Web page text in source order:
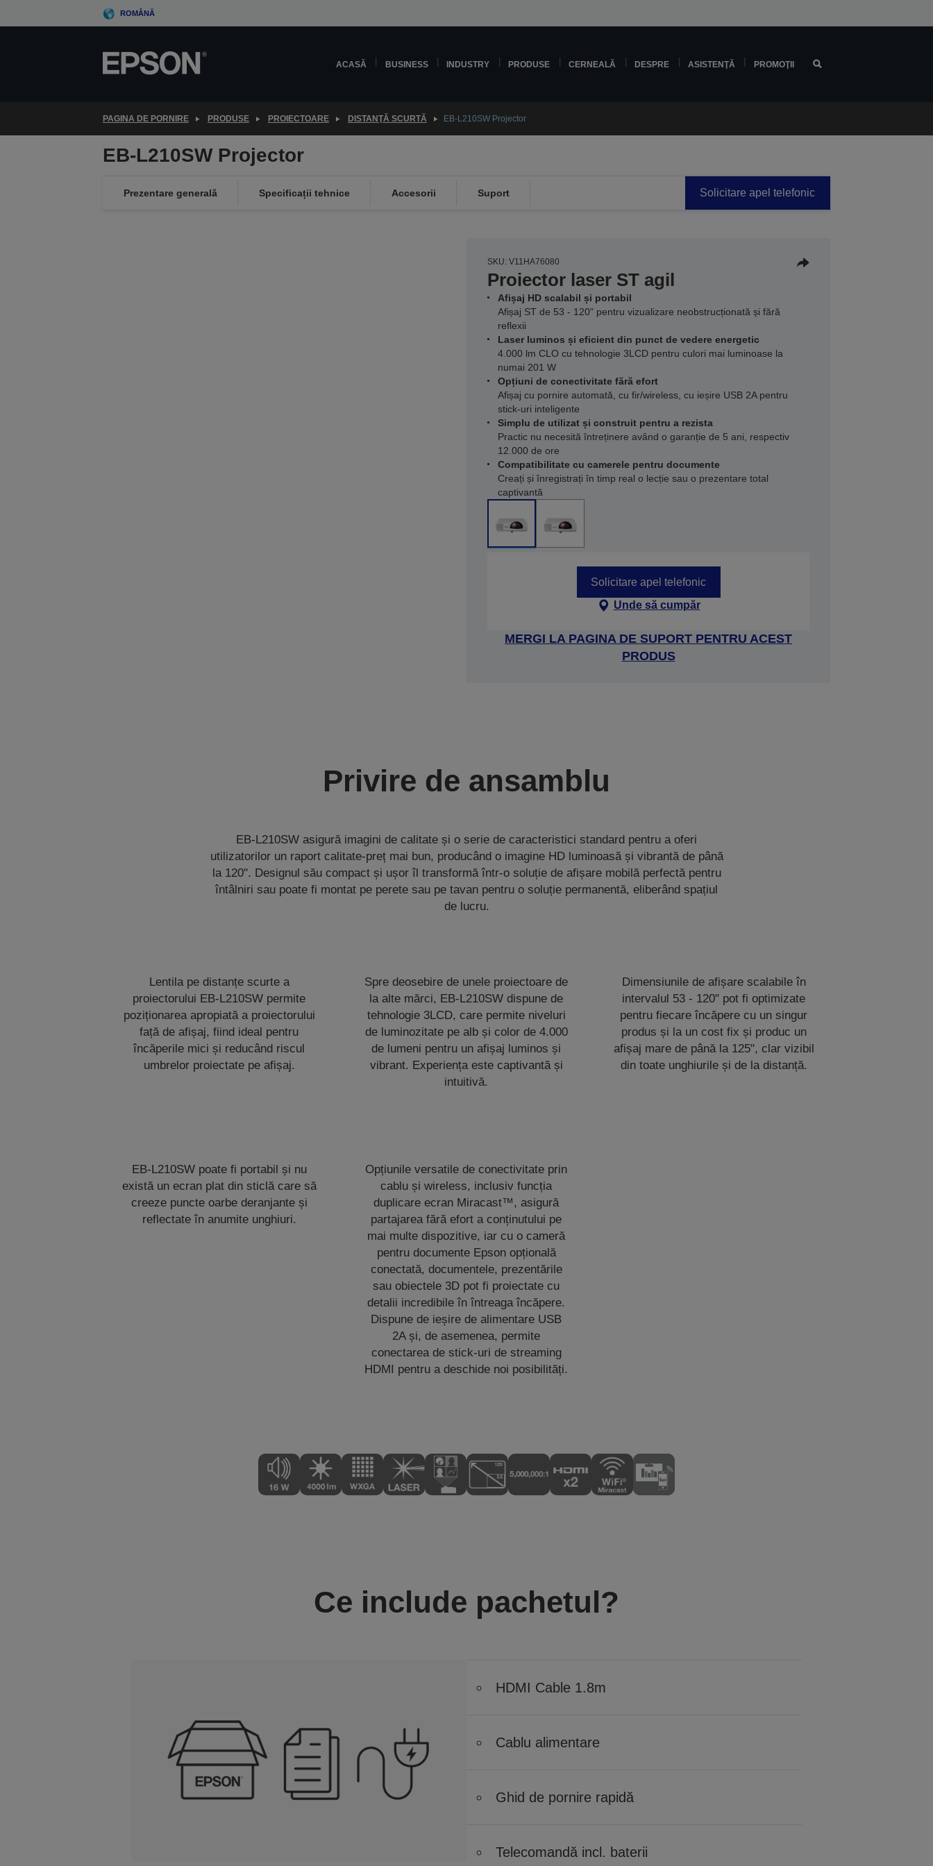
to
ROMÂNĂ
ACASĂ BUSINESS INDUSTRY PRODUSE CERNEALĂ DESPRE ASISTENŢĂ PROMOŢII
PAGINA DE PORNIRE PRODUSE PROIECTOARE DISTANŢĂ SCURTĂ EB-L210SW Projector
EB-L210SW Projector
Prezentare generală Specificații tehnice Accesorii Suport Solicitare apel telefonic
SKU: V11HA76080
Proiector laser ST agil
Afișaj HD scalabil și portabil
Afișaj ST de 53 - 120" pentru vizualizare neobstrucționată și fără
reflexii
Laser luminos și eficient din punct de vedere energetic
4.000 lm CLO cu tehnologie 3LCD pentru culori mai luminoase la
numai 201 W
Opțiuni de conectivitate fără efort
Afișaj cu pornire automată, cu fir/wireless, cu ieșire USB 2A pentru
stick-uri inteligente
Simplu de utilizat și construit pentru a rezista
Practic nu necesită întreținere având o garanție de 5 ani, respectiv
12.000 de ore
Compatibilitate cu camerele pentru documente
Creați și înregistrați în timp real o lecție sau o prezentare total
captivantă
Solicitare apel telefonic
Unde să cumpăr
MERGI LA PAGINA DE SUPORT PENTRU ACEST
PRODUS
Privire de ansamblu
EB-L210SW asigură imagini de calitate și o serie de caracteristici standard pentru a oferi
utilizatorilor un raport calitate-preț mai bun, producând o imagine HD luminoasă și vibrantă de până
la 120". Designul său compact și ușor îl transformă într-o soluție de afișare mobilă perfectă pentru
întâlniri sau poate fi montat pe perete sau pe tavan pentru o soluție permanentă, eliberând spațiul
de lucru.
Lentila pe distanțe scurte a
proiectorului EB-L210SW permite
poziționarea apropiată a proiectorului
față de afișaj, fiind ideal pentru
încăperile mici și reducând riscul
umbrelor proiectate pe afișaj.
Spre deosebire de unele proiectoare de
la alte mărci, EB-L210SW dispune de
tehnologie 3LCD, care permite niveluri
de luminozitate pe alb și color de 4.000
de lumeni pentru un afișaj luminos și
vibrant. Experiența este captivantă și
intuitivă.
Dimensiunile de afișare scalabile în
intervalul 53 - 120" pot fi optimizate
pentru fiecare încăpere cu un singur
produs și la un cost fix și produc un
afișaj mare de până la 125", clar vizibil
din toate unghiurile și de la distanță.
EB-L210SW poate fi portabil și nu
există un ecran plat din sticlă care să
creeze puncte oarbe deranjante și
reflectate în anumite unghiuri.
Opțiunile versatile de conectivitate prin
cablu și wireless, inclusiv funcția
duplicare ecran Miracast™, asigură
partajarea fără efort a conținutului pe
mai multe dispozitive, iar cu o cameră
pentru documente Epson opțională
conectată, documentele, prezentările
sau obiectele 3D pot fi proiectate cu
detalii incredibile în întreaga încăpere.
Dispune de ieșire de alimentare USB
2A și, de asemenea, permite
conectarea de stick-uri de streaming
HDMI pentru a deschide noi posibilități.
Ce include pachetul?
HDMI Cable 1.8m
Cablu alimentare
Ghid de pornire rapidă
Telecomandă incl. baterii